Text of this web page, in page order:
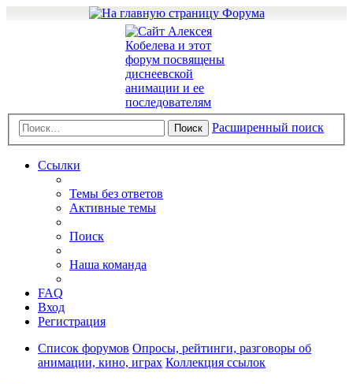
Поиск Расширенный поиск
Ссылки
Темы без ответов
Активные темы
Поиск
Наша команда
FAQ
Вход
Регистрация
Список форумов Опросы, рейтинги, разговоры об
анимации, кино, играх Коллекция ссылок